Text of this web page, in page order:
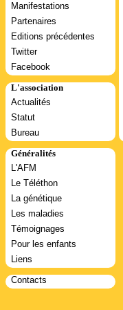
Manifestations
Partenaires
Editions précédentes
Twitter
Facebook
L'association
Actualités
Statut
Bureau
Généralités
L'AFM
Le Téléthon
La génétique
Les maladies
Témoignages
Pour les enfants
Liens
Contacts